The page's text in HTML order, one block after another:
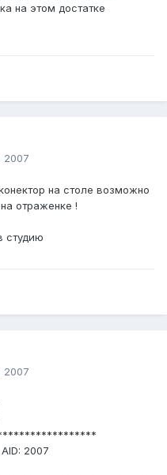
на этом достатке
2007
на столе возможно
отраженке !
студию
2007
2007